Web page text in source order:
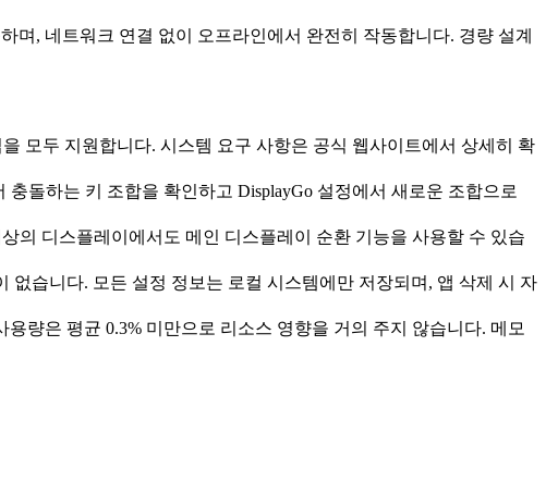
, 네트워크 연결 없이 오프라인에서 완전히 작동합니다. 경량 설계
을 모두 지원합니다. 시스템 요구 사항은 공식 웹사이트에서 상세히 확
돌하는 키 조합을 확인하고 DisplayGo 설정에서 새로운 조합으로
의 디스플레이에서도 메인 디스플레이 순환 기능을 사용할 수 있습
없습니다. 모든 설정 정보는 로컬 시스템에만 저장되며, 앱 삭제 시 자
량은 평균 0.3% 미만으로 리소스 영향을 거의 주지 않습니다. 메모